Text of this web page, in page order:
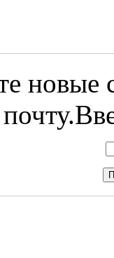
новые